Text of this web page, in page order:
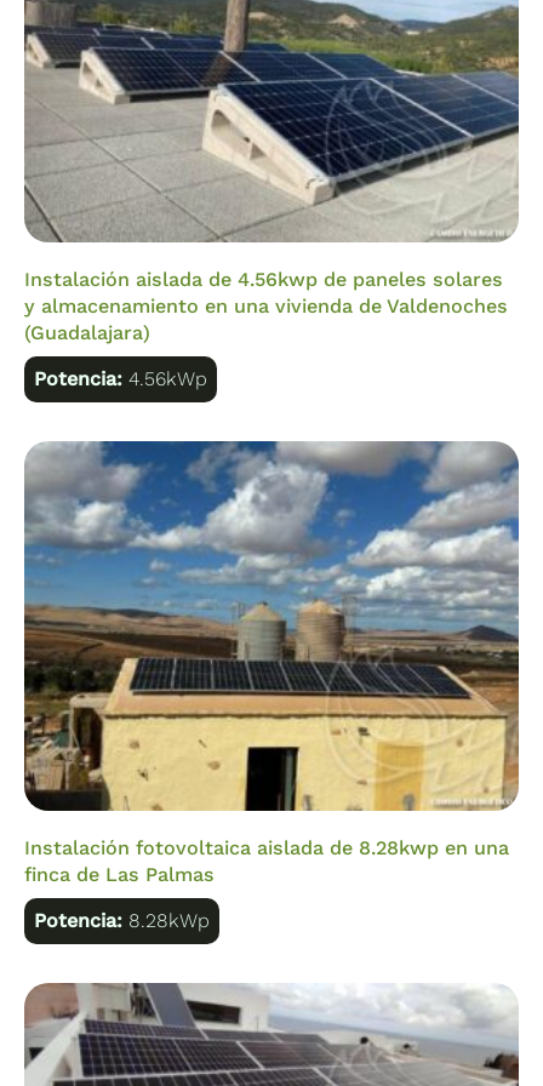
Instalación aislada de 4.56kwp de paneles solares
y almacenamiento en una vivienda de Valdenoches
(Guadalajara)
Potencia:4.56kWp
Instalación fotovoltaica aislada de 8.28kwp en una
finca de Las Palmas
Potencia: 8.28kWp